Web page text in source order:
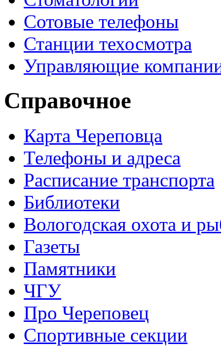
Сотовые телефоны
Станции техосмотра
Управляющие
Справочное
Карта Череповца
Телефоны и адреса
Расписание транспорта
Библиотеки
Вологодская охота и
Газеты
Памятники
ЧГУ
Про Череповец
Спортивные секции